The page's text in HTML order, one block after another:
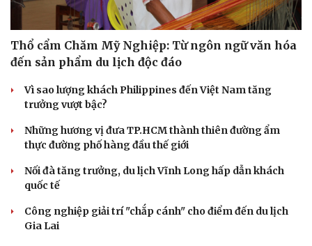
Sân khấu - Điện ảnh
Văn học
Âm nhạc
Di sản
Sao Việt
Thổ cẩm Chăm Mỹ Nghiệp: Từ ngôn ngữ văn hóa
đến sản phẩm du lịch độc đáo
Vì sao lượng khách Philippines đến Việt Nam tăng
trưởng vượt bậc?
Những hương vị đưa TP.HCM thành thiên đường ẩm
thực đường phố hàng đầu thế giới
Nối đà tăng trưởng, du lịch Vĩnh Long hấp dẫn khách
quốc tế
Công nghiệp giải trí "chắp cánh" cho điểm đến du lịch
Gia Lai